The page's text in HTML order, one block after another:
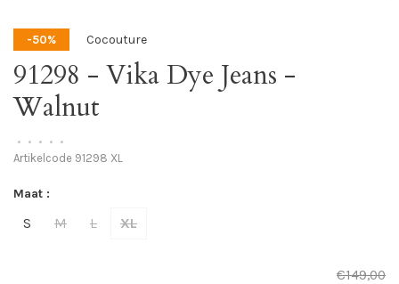
-50% Cocouture
91298 - Vika Dye Jeans -
Walnut
• • • • •
Artikelcode 91298 XL
Maat :
S M L XL
€149,00